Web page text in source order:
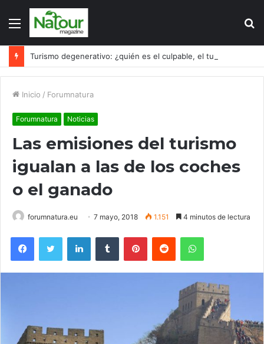
Menú
Inicio / Forumnatura
Forumnatura Noticias
Las emisiones del turismo
igualan a las de los coches
o el ganado
forumnatura.eu 7 mayo, 2018 1.151 4 minutos de lectura
FacebookTwitter LinkedInTumblr PinterestReddit WhatsApp